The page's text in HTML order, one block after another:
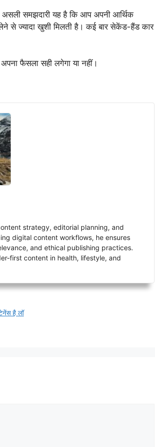
असली समझदारी यह है कि आप अपनी आर्थिक
से ज्यादा खुशी मिलती है। कई बार सेकेंड-हैंड कार
फैसला सही लगेगा या नहीं।
strategy, editorial planning, and
digital content workflows, he ensures
and ethical publishing practices.
first content in health, lifestyle, and
है लॉ